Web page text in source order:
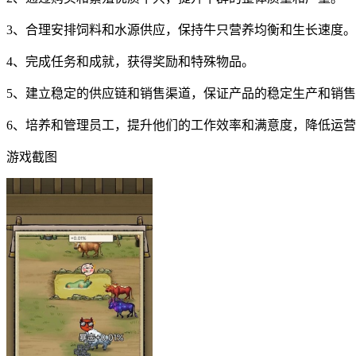
3、合理安排饲料和水源供应，保持牛只营养均衡和生长速度。
4、完成任务和成就，获得奖励和特殊物品。
5、建立稳定的供应链和销售渠道，保证产品的稳定生产和销售
6、培养和管理员工，提升他们的工作效率和满意度，降低运营
游戏截图